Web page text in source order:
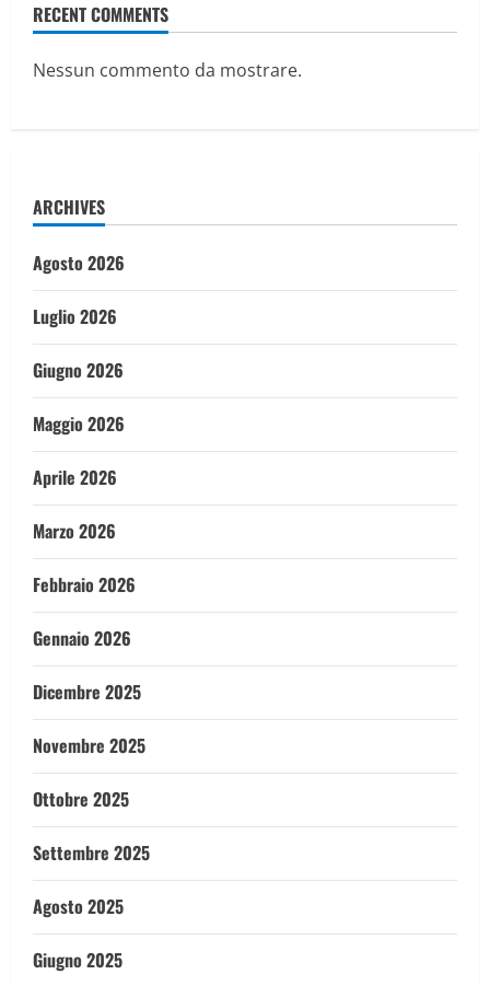
RECENT COMMENTS
Nessun commento da mostrare.
ARCHIVES
Agosto 2026
Luglio 2026
Giugno 2026
Maggio 2026
Aprile 2026
Marzo 2026
Febbraio 2026
Gennaio 2026
Dicembre 2025
Novembre 2025
Ottobre 2025
Settembre 2025
Agosto 2025
Giugno 2025